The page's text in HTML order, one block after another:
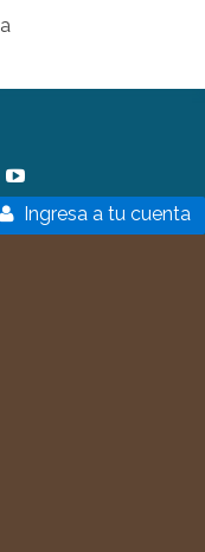
Ingresa a tu cuenta